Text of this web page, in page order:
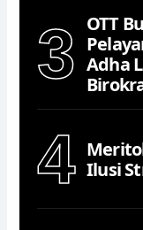
3
OTT
Adha
4
Ilusi